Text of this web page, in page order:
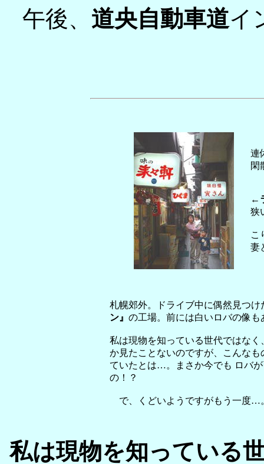
午後、 道央自動車道イ
連
閑
←
狭
こ
妻
札幌郊外。ドライブ中に偶然見つけ
ン』 の工場。前には白いロバの像
私は現物を知っている世代ではなく
か見たことないのですが、こんなも
ていたとは…。まさか今でも ロバ
の！？
で、くどいようですがもう一度…
私は現物を知っている